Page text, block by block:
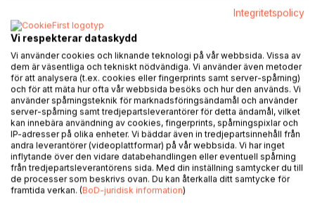
Pastor Bergkvist, driven av hunger, uppfinner i slutet på
1950-talet en ny kyrklig tjänst, uppföljning av tidigare utfört
sakrament. I samband med att han testar denna tjänst hos
en dopfamilj träffar han då åter sitt dopbarn Malte, som han
döpt tre år tidigare. Bergkvist upptäcker att pojken, som nu
hunnit bli tre och ett halvt år, besitter vissa besynnerliga
färdigheter i skrivkonsten.
Mötet startar en händelsekedja som påverkar såväl pastor
Berg-kvist som Malte att stundtals dra snabba slutsatser
och ta beslut som formar deras respektive tillvaro och
framtid på ett sätt som det är tveksamt om just det hade
blivit resultatet om inte Berg-kvist återbesökt sin dopfamilj.
Frågan man undrar över är om Bergkvists och Maltes liv
Integritetspolicy
Vi respekterar dataskydd
Vi använder cookies och liknande teknologi på vår webbsida. Vissa av
dem är väsentliga och tekniskt nödvändiga. Vi använder även metoder
för att analysera (t.ex. cookies eller fingerprints samt server-spårning)
och för att mäta hur ofta vår webbsida besöks och hur den används. Vi
använder spårningsteknik för marknadsföringsändamål och använder
server-spårning samt tredjepartsleverantörer för detta ändamål, vilket
kan innebära användning av cookies, fingerprints, spårningspixlar och
IP-adresser på olika enheter. Vi bäddar även in tredjepartsinnehåll från
andra leverantörer (videoplattformar) på vår webbsida. Vi har inget
inflytande över den vidare databehandlingen eller eventuell spårning
från tredjepartsleverantörens sida. Med din inställning samtycker du till
de processer som beskrivs ovan. Du kan återkalla ditt samtycke för
framtida verkan. (BoD-juridisk information)